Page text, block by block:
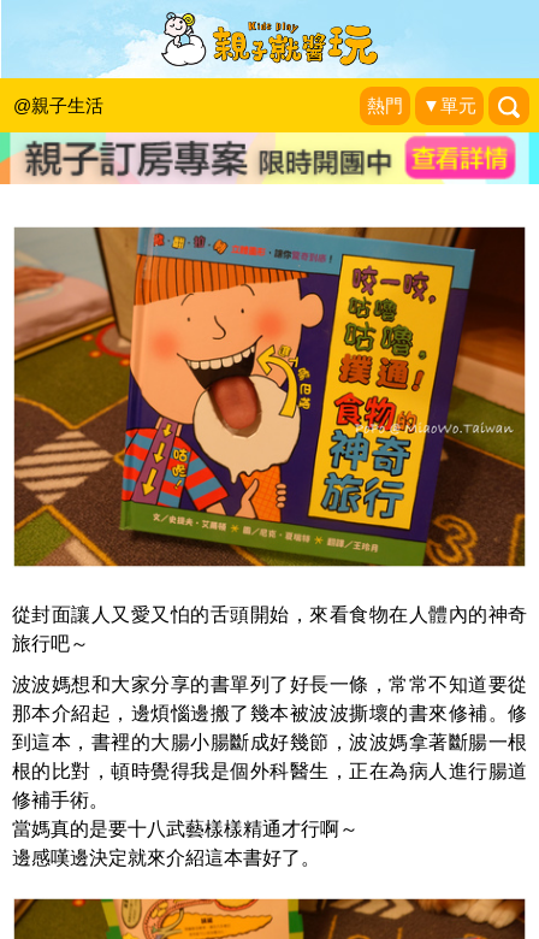
@親子生活 熱門 ▼單元
簡單又有趣！這樣告訴孩子食物的消
化：「食物的神奇旅行」
波波。|2015-05-17
從封面讓人又愛又怕的舌頭開始，來看食物在人體內的神奇
旅行吧～
波波媽想和大家分享的書單列了好長一條，常常不知道要從
那本介紹起，邊煩惱邊搬了幾本被波波撕壞的書來修補。修
到這本，書裡的大腸小腸斷成好幾節，波波媽拿著斷腸一根
根的比對，頓時覺得我是個外科醫生，正在為病人進行腸道
修補手術。
當媽真的是要十八武藝樣樣精通才行啊～
邊感嘆邊決定就來介紹這本書好了。